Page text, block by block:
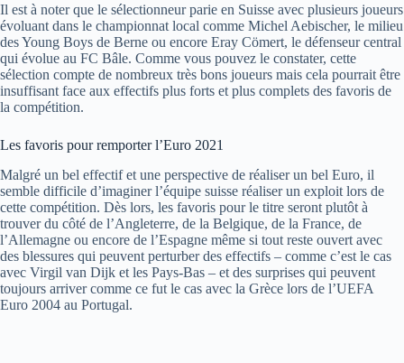
Il est à noter que le sélectionneurparie en Suisse avec plusieurs joueurs
évoluant dans le championnat local comme Michel Aebischer, le milieu
des Young Boys de Berne ou encore Eray Cömert, le défenseur central
qui évolue au FC Bâle. Comme vous pouvez le constater, cette
sélection compte de nombreux très bons joueurs mais cela pourrait être
insuffisant face aux effectifs plus forts et plus complets des favoris de
la compétition.
Les favoris pour remporter l’Euro 2021
Malgré un bel effectif et une perspective de réaliser un bel Euro, il
semble difficile d’imaginer l’équipe suisse réaliser un exploit lors de
cette compétition. Dès lors, les favoris pour le titre seront plutôt à
trouver du côté de l’Angleterre, de la Belgique, de la France, de
l’Allemagne ou encore de l’Espagne même si tout reste ouvert avec
des blessures qui peuvent perturber des effectifs – comme c’est le cas
avec Virgil van Dijk et les Pays-Bas – et des surprises qui peuvent
toujours arriver comme ce fut le cas avec la Grèce lors de l’UEFA
Euro 2004 au Portugal.